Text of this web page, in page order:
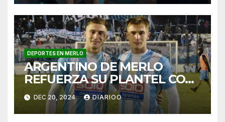
DEPORTES EN MERLO
ARGENTINO DE MERLO
REFUERZA SU PLANTEL CON
DOS EXJUGADORES
DEC 20, 2024 DIARIOO